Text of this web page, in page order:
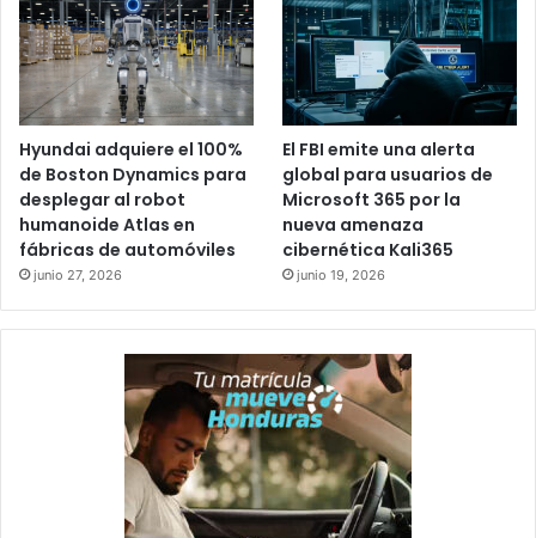
Hyundai adquiere el 100%
de Boston Dynamics para
desplegar al robot
humanoide Atlas en
fábricas de automóviles
junio 27, 2026
El FBI emite una alerta
global para usuarios de
Microsoft 365 por la
nueva amenaza
cibernética Kali365
junio 19, 2026